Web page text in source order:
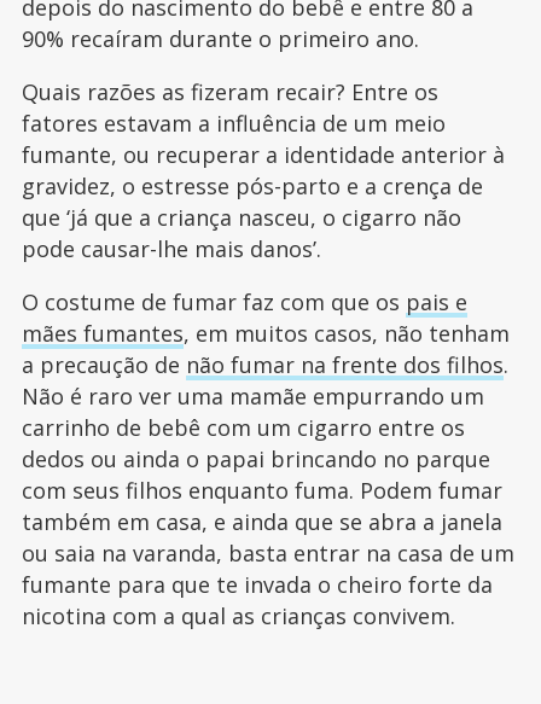
depois do nascimento do bebê e entre 80 a
90% recaíram durante o primeiro ano.
Quais razões as fizeram recair? Entre os
fatores estavam a influência de um meio
fumante, ou recuperar a identidade anterior à
gravidez, o estresse pós-parto e a crença de
que ‘já que a criança nasceu, o cigarro não
pode causar-lhe mais danos’.
O costume de fumar faz com que os pais e
mães fumantes, em muitos casos, não tenham
a precaução de não fumar na frente dos filhos.
Não é raro ver uma mamãe empurrando um
carrinho de bebê com um cigarro entre os
dedos ou ainda o papai brincando no parque
com seus filhos enquanto fuma. Podem fumar
também em casa, e ainda que se abra a janela
ou saia na varanda, basta entrar na casa de um
fumante para que te invada o cheiro forte da
nicotina com a qual as crianças convivem.